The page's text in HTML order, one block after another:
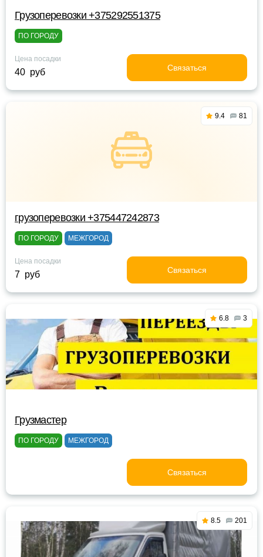
Грузоперевозки +375292551375
ПО ГОРОДУ
Цена посадки
40 руб Связаться
9.4 81
грузоперевозки +375447242873
ПО ГОРОДУ МЕЖГОРОД
Цена посадки
7 руб Связаться
6.8 3
Грузмастер
ПО ГОРОДУ МЕЖГОРОД
Связаться
8.5 201